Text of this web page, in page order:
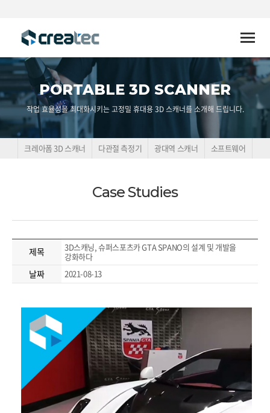
Toggle
PORTABLE 3D SCANNER
작업 효율성을 최대화시키는 고정밀 휴대용 3D 스캐너를 소개해 드립니다.
크레아폼 3D 스캐너 다관절 측정기 광대역 스캐너 소프트웨어
Case Studies
제목
3D스캐닝, 슈퍼스포츠카 GTA SPANO의 설계 및 개발을
강화하다
날짜 2021-08-13